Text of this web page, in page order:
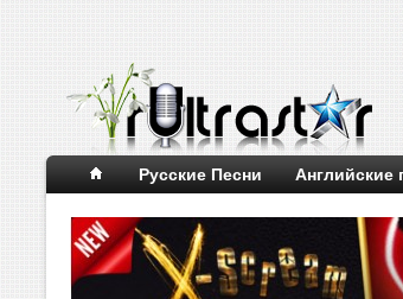
Русские Песни Английские